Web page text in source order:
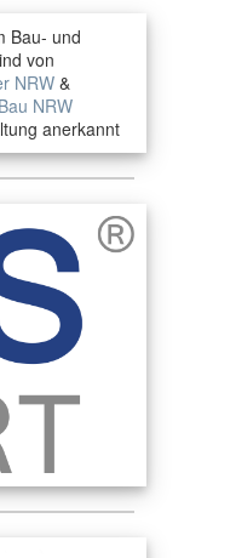
Bau- und
von
NRW&
NRW
anerkannt